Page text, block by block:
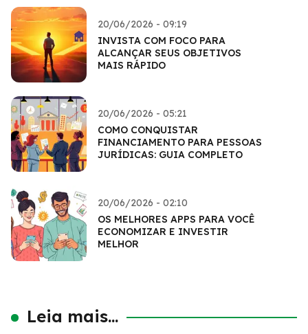
20/06/2026 - 09:19
INVISTA COM FOCO PARA
ALCANÇAR SEUS OBJETIVOS
MAIS RÁPIDO
20/06/2026 - 05:21
COMO CONQUISTAR
FINANCIAMENTO PARA PESSOAS
JURÍDICAS: GUIA COMPLETO
20/06/2026 - 02:10
OS MELHORES APPS PARA VOCÊ
ECONOMIZAR E INVESTIR
MELHOR
Leia mais...